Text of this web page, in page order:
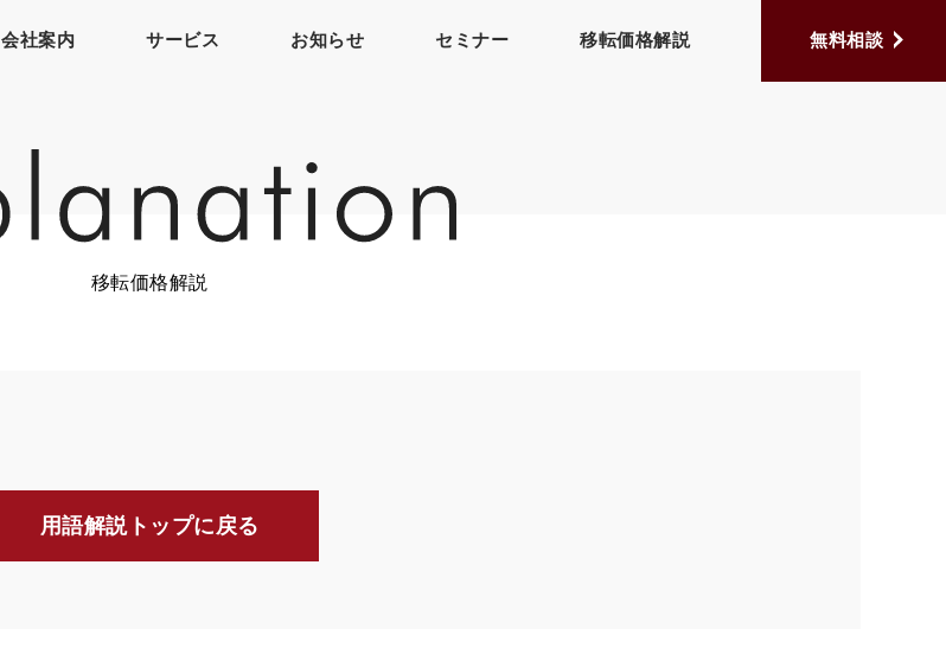
会社案内 サービス お知らせ セミナー 移転価格解説 無料相談
移転価格解説
用語解説トップに戻る